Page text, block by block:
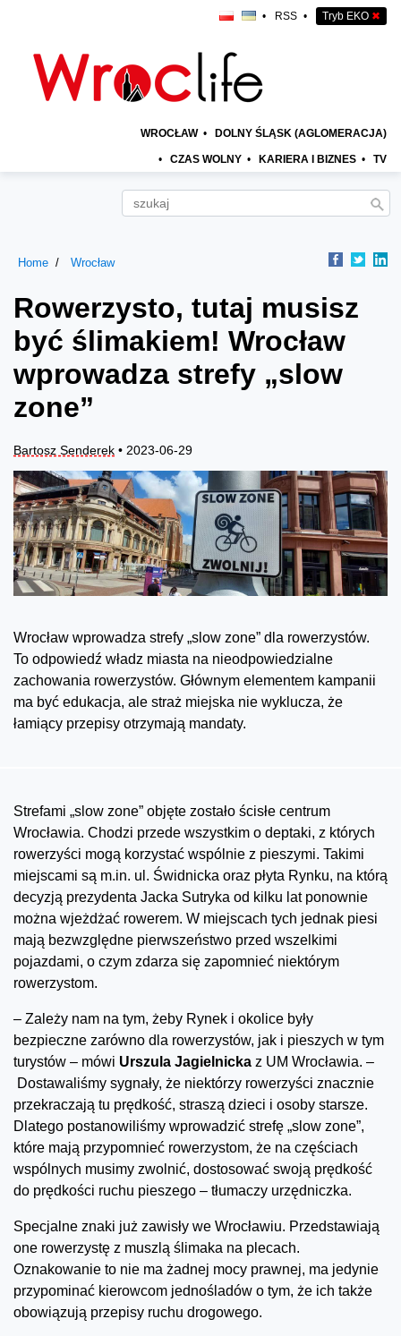
• RSS • Tryb EKO ✖
WROCŁAW • DOLNY ŚLĄSK (AGLOMERACJA)
• CZAS WOLNY • KARIERA I BIZNES • TV
Home Wrocław
Rowerzysto, tutaj musisz
być ślimakiem! Wrocław
wprowadza strefy „slow
zone”
Bartosz Senderek • 2023-06-29
Wrocław wprowadza strefy „slow zone” dla rowerzystów.
To odpowiedź władz miasta na nieodpowiedzialne
zachowania rowerzystów. Głównym elementem kampanii
ma być edukacja, ale straż miejska nie wyklucza, że
łamiący przepisy otrzymają mandaty.
Strefami „slow zone” objęte zostało ścisłe centrum
Wrocławia. Chodzi przede wszystkim o deptaki, z których
rowerzyści mogą korzystać wspólnie z pieszymi. Takimi
miejscami są m.in. ul. Świdnicka oraz płyta Rynku, na którą
decyzją prezydenta Jacka Sutryka od kilku lat ponownie
można wjeżdżać rowerem. W miejscach tych jednak piesi
mają bezwzględne pierwszeństwo przed wszelkimi
pojazdami, o czym zdarza się zapomnieć niektórym
rowerzystom.
– Zależy nam na tym, żeby Rynek i okolice były
bezpieczne zarówno dla rowerzystów, jak i pieszych w tym
turystów – mówi Urszula Jagielnicka z UM Wrocławia. –
Dostawaliśmy sygnały, że niektórzy rowerzyści znacznie
przekraczają tu prędkość, straszą dzieci i osoby starsze.
Dlatego postanowiliśmy wprowadzić strefę „slow zone”,
które mają przypomnieć rowerzystom, że na częściach
wspólnych musimy zwolnić, dostosować swoją prędkość
do prędkości ruchu pieszego – tłumaczy urzędniczka.
Specjalne znaki już zawisły we Wrocławiu. Przedstawiają
one rowerzystę z muszlą ślimaka na plecach.
Oznakowanie to nie ma żadnej mocy prawnej, ma jedynie
przypominać kierowcom jednośladów o tym, że ich także
obowiązują przepisy ruchu drogowego.